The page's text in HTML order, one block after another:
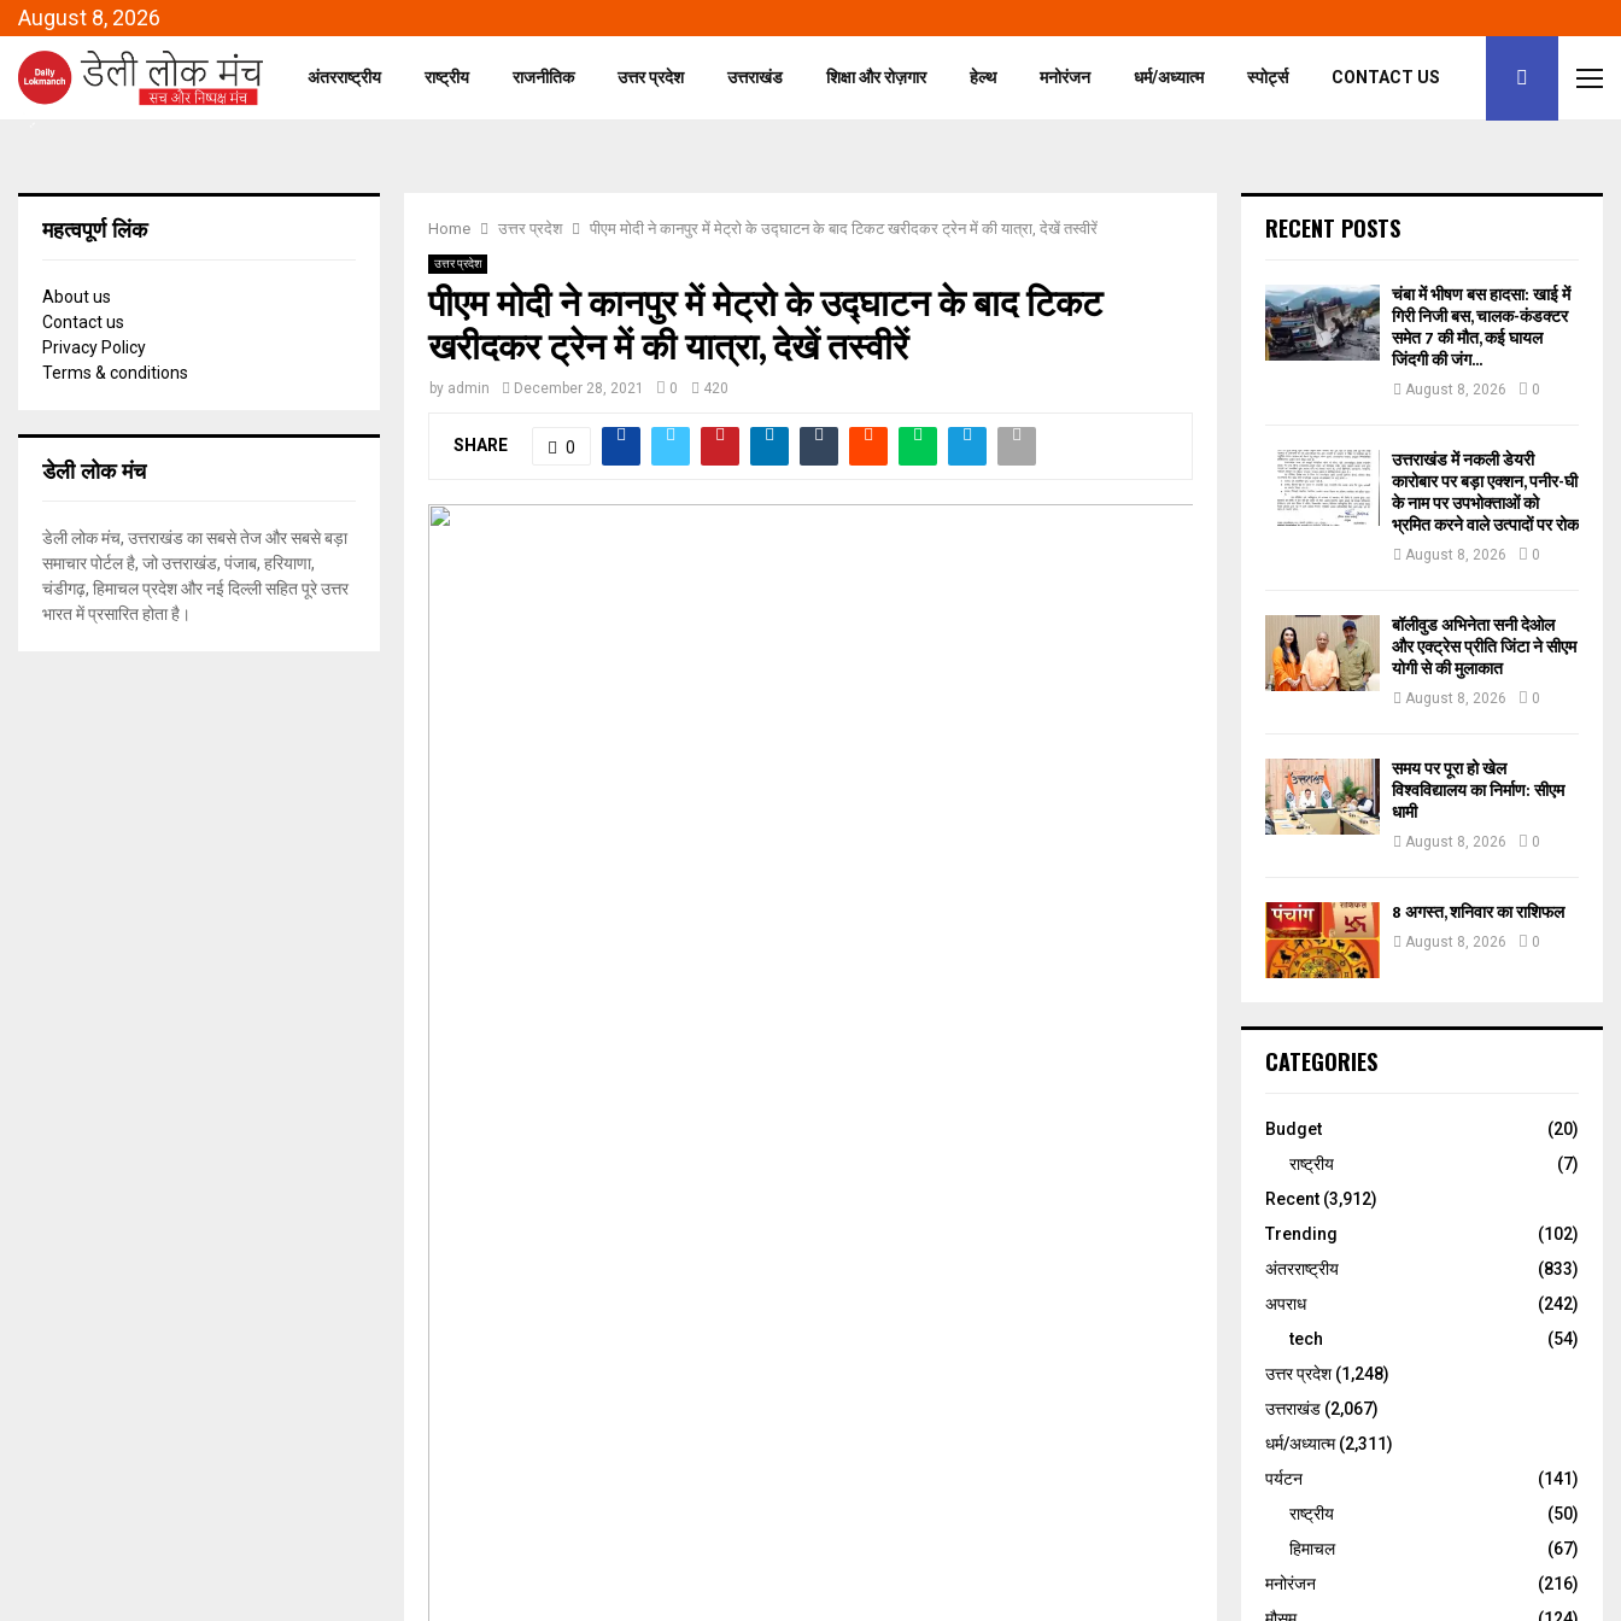
August 8, 2026
अंतरराष्ट्रीय राष्ट्रीय राजनीतिक उत्तर प्रदेश उत्तराखंड शिक्षा और रोज़गार हेल्थ मनोरंजन धर्म/अध्यात्म स्पोर्ट्स CONTACT US
Home उत्तर प्रदेश पीएम मोदी ने कानपुर में मेट्रो के उद्घाटन के बाद टिकट खरीदकर ट्रेन में की यात्रा, देखें तस्वीरें
उत्तर प्रदेश
पीएम मोदी ने कानपुर में मेट्रो के उद्घाटन के बाद टिकट
खरीदकर ट्रेन में की यात्रा, देखें तस्वीरें
by admin December 28, 2021 0 420
SHARE 0
महत्वपूर्ण लिंक
About us
Contact us
Privacy Policy
Terms & conditions
डेली लोक मंच
डेली लोक मंच, उत्तराखंड का सबसे तेज और सबसे बड़ा
समाचार पोर्टल है, जो उत्तराखंड, पंजाब, हरियाणा,
चंडीगढ़, हिमाचल प्रदेश और नई दिल्ली सहित पूरे उत्तर
भारत में प्रसारित होता है।
RECENT POSTS
चंबा में भीषण बस हादसा: खाई में
गिरी निजी बस, चालक-कंडक्टर
समेत 7 की मौत, कई घायल
जिंदगी की जंग...
August 8, 2026 0
उत्तराखंड में नकली डेयरी
कारोबार पर बड़ा एक्शन, पनीर-घी
के नाम पर उपभोक्ताओं को
भ्रमित करने वाले उत्पादों पर रोक
August 8, 2026 0
बॉलीवुड अभिनेता सनी देओल
और एक्ट्रेस प्रीति जिंटा ने सीएम
योगी से की मुलाकात
August 8, 2026 0
समय पर पूरा हो खेल
विश्वविद्यालय का निर्माण: सीएम
धामी
August 8, 2026 0
8 अगस्त, शनिवार का राशिफल
August 8, 2026 0
CATEGORIES
Budget
(20)
राष्ट्रीय
(7)
Recent (3,912)
Trending
(102)
अंतरराष्ट्रीय
(833)
अपराध
(242)
tech
(54)
उत्तर प्रदेश(1,248)
उत्तराखंड (2,067)
धर्म/अध्यात्म(2,311)
पर्यटन
(141)
राष्ट्रीय
(50)
हिमाचल
(67)
मनोरंजन
(216)